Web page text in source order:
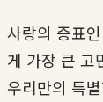
사랑의 증표
게 가장 큰 고
우리만의 특